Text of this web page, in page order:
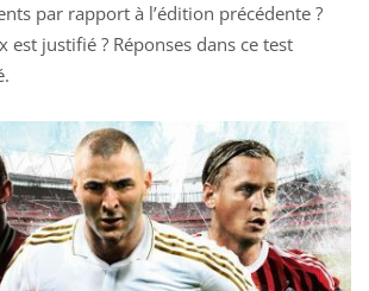
par rapport à l’édition précédente ?
est justifié ? Réponses dans ce test